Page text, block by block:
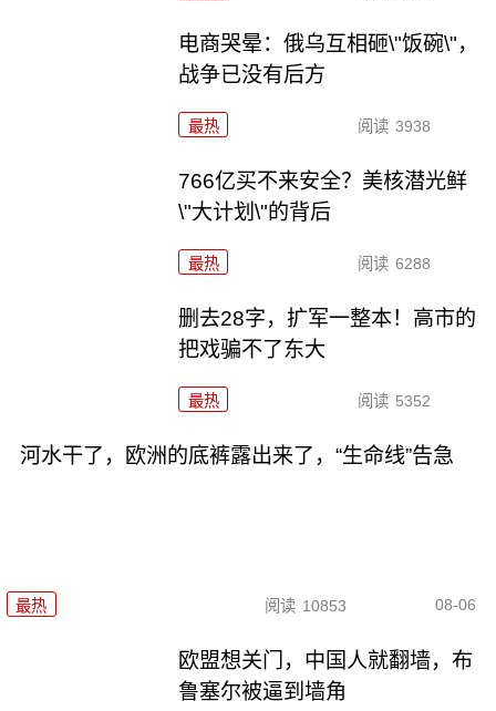
电商哭晕：俄乌互相砸\"饭碗\"，
战争已没有后方
最热 阅读 3938
766亿买不来安全？美核潜光鲜
\"大计划\"的背后
最热 阅读 6288
删去28字，扩军一整本！高市的
把戏骗不了东大
最热 阅读 5352
河水干了，欧洲的底裤露出来了，“生命线”告急
最热 阅读 10853 08-06
欧盟想关门，中国人就翻墙，布
鲁塞尔被逼到墙角